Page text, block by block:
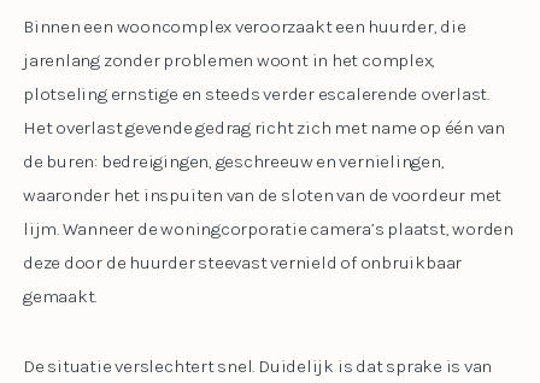
Binnen een wooncomplex veroorzaakt een huurder, die
jarenlang zonder problemen woont in het complex,
plotseling ernstige en steeds verder escalerende overlast.
Het overlast gevende gedrag richt zich met name op één van
de buren: bedreigingen, geschreeuw en vernielingen,
waaronder het inspuiten van de sloten van de voordeur met
lijm. Wanneer de woningcorporatie camera’s plaatst, worden
deze door de huurder steevast vernield of onbruikbaar
gemaakt.
De situatie verslechtert snel. Duidelijk is dat sprake is van